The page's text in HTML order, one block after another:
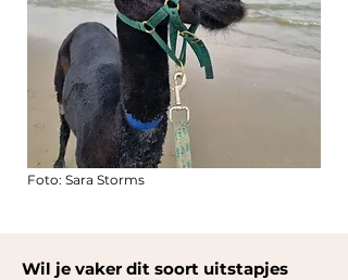
Foto: Sara Storms
Wil je vaker dit soort uitstapjes